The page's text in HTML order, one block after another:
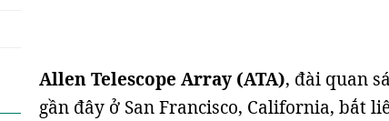
Allen Telescope Array (ATA), đài quan
gần đây ở San Francisco, California, bắt